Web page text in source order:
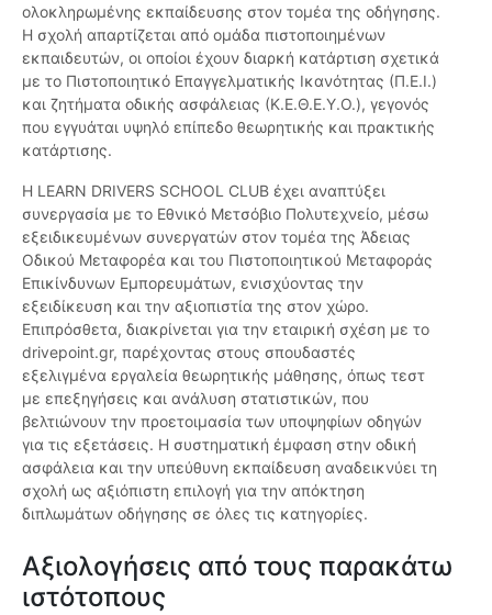
ολοκληρωμένης εκπαίδευσης στον τομέα της οδήγησης.
Η σχολή απαρτίζεται από ομάδα πιστοποιημένων
εκπαιδευτών, οι οποίοι έχουν διαρκή κατάρτιση σχετικά
με το Πιστοποιητικό Επαγγελματικής Ικανότητας (Π.Ε.Ι.)
και ζητήματα οδικής ασφάλειας (Κ.Ε.Θ.Ε.Υ.Ο.), γεγονός
που εγγυάται υψηλό επίπεδο θεωρητικής και πρακτικής
κατάρτισης.
Η LEARN DRIVERS SCHOOL CLUB έχει αναπτύξει
συνεργασία με το Εθνικό Μετσόβιο Πολυτεχνείο, μέσω
εξειδικευμένων συνεργατών στον τομέα της Άδειας
Οδικού Μεταφορέα και του Πιστοποιητικού Μεταφοράς
Επικίνδυνων Εμπορευμάτων, ενισχύοντας την
εξειδίκευση και την αξιοπιστία της στον χώρο.
Επιπρόσθετα, διακρίνεται για την εταιρική σχέση με το
drivepoint.gr, παρέχοντας στους σπουδαστές
εξελιγμένα εργαλεία θεωρητικής μάθησης, όπως τεστ
με επεξηγήσεις και ανάλυση στατιστικών, που
βελτιώνουν την προετοιμασία των υποψηφίων οδηγών
για τις εξετάσεις. Η συστηματική έμφαση στην οδική
ασφάλεια και την υπεύθυνη εκπαίδευση αναδεικνύει τη
σχολή ως αξιόπιστη επιλογή για την απόκτηση
διπλωμάτων οδήγησης σε όλες τις κατηγορίες.
Αξιολογήσεις από τους παρακάτω
ιστότοπους